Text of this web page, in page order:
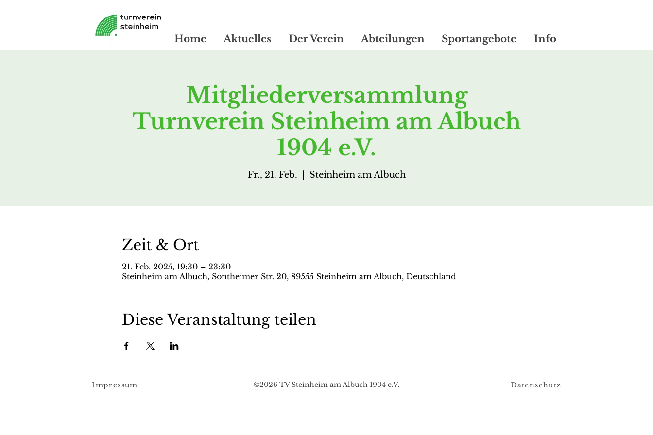
Home Aktuelles Der Verein Abteilungen Sportangebote Info
Mitgliederversammlung
Turnverein Steinheim am Albuch
1904 e.V.
Fr., 21. Feb. Steinheim am Albuch
Zeit & Ort
21. Feb. 2025, 19:30 – 23:30
Steinheim am Albuch, Sontheimer Str. 20, 89555 Steinheim am Albuch, Deutschland
Diese Veranstaltung teilen
Impressum ©2026 TV Steinheim am Albuch 1904 e.V. Datenschutz